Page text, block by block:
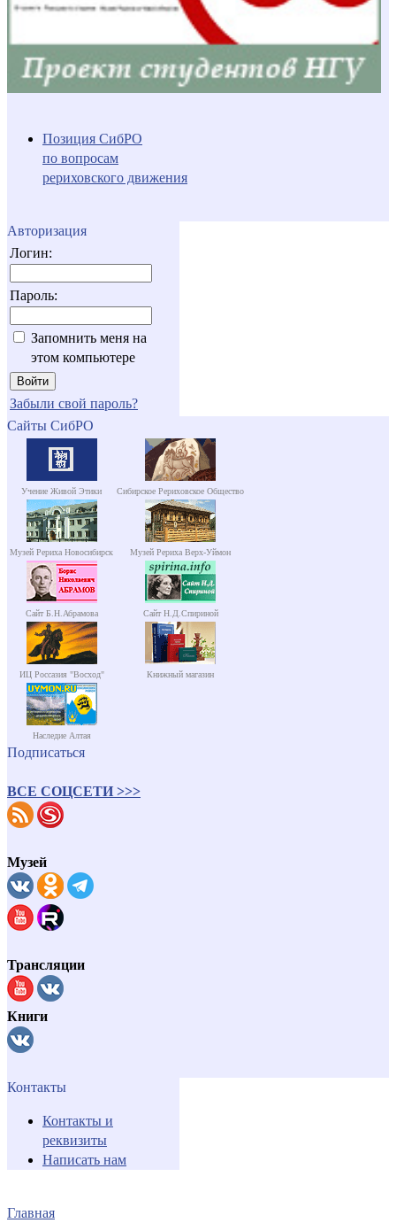
Позиция СибРО
по вопросам
рериховского движения
Авторизация
Логин:
Пароль:
Запомнить меня на
этом компьютере
Забыли свой пароль?
Сайты СибРО
Учение Живой Этики Сибирское Рериховское Общество
Музей Рериха Новосибирск Музей Рериха Верх-Уймон
Сайт Б.Н.Абрамова Сайт Н.Д.Спириной
ИЦ Россазия "Восход" Книжный магазин
Наследие Алтая
Подписаться
ВСЕ СОЦСЕТИ >>>
Музей
Трансляции
Книги
Контакты
Контакты и
реквизиты
Написать нам
Главная